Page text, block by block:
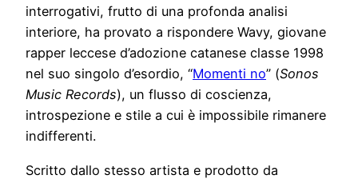
interrogativi, frutto di una profonda analisi
interiore, ha provato a rispondere Wavy, giovane
rapper leccese d’adozione catanese classe 1998
nel suo singolo d’esordio, “Momenti no” (Sonos
Music Records), un flusso di coscienza,
introspezione e stile a cui è impossibile rimanere
indifferenti.
Scritto dallo stesso artista e prodotto da